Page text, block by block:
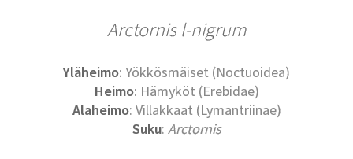
Arctornis l-nigrum
Yläheimo: Yökkösmäiset (Noctuoidea)
Heimo: Hämyköt (Erebidae)
Alaheimo: Villakkaat (Lymantriinae)
Suku: Arctornis